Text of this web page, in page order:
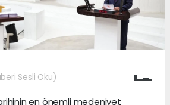
Sesli Oku)
en önemli medeniyet